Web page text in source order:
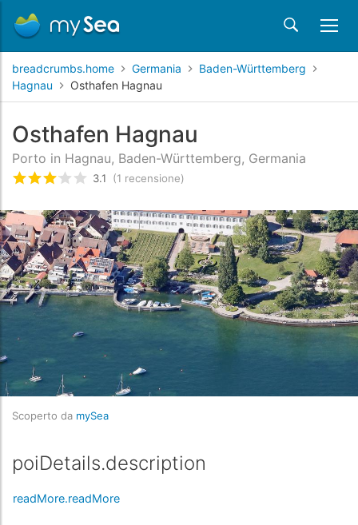
breadcrumbs.home Germania
Baden-Württemberg
Hagnau
Osthafen Hagnau
Osthafen Hagnau
Porto in Hagnau, Baden-Württemberg, Germania
Valutato3.1/5 basata su
3.1 (1 recensione)
Scoperto da mySea
poiDetails.description
readMore.readMore